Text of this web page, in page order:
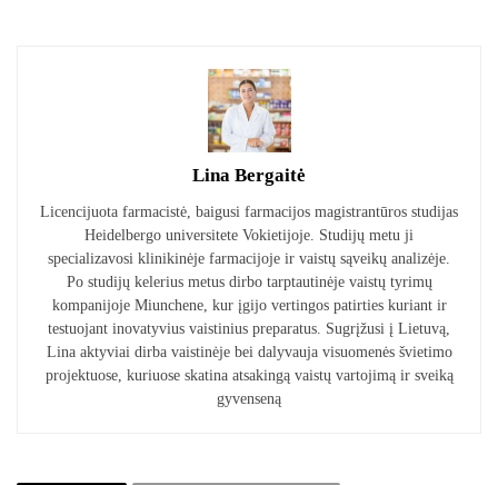
Lina Bergaitė
Licencijuota farmacistė, baigusi farmacijos magistrantūros studijas
Heidelbergo universitete Vokietijoje. Studijų metu ji
specializavosi klinikinėje farmacijoje ir vaistų sąveikų analizėje.
Po studijų kelerius metus dirbo tarptautinėje vaistų tyrimų
kompanijoje Miunchene, kur įgijo vertingos patirties kuriant ir
testuojant inovatyvius vaistinius preparatus. Sugrįžusi į Lietuvą,
Lina aktyviai dirba vaistinėje bei dalyvauja visuomenės švietimo
projektuose, kuriuose skatina atsakingą vaistų vartojimą ir sveiką
gyvenseną